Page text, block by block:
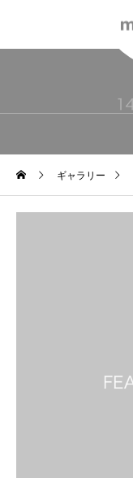
ギャラリー